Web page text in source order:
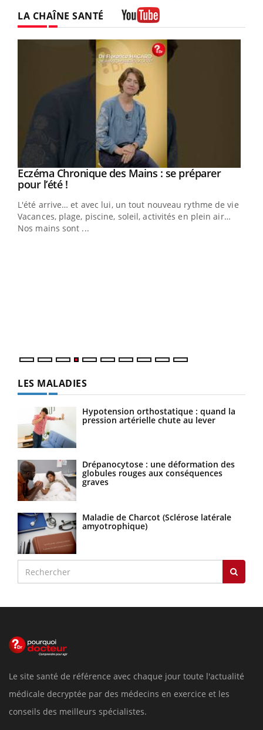
LA CHAÎNE SANTÉ
Youtube
Eczéma Chronique des Mains : se préparer
pour l’été !Youtube
L'été arrive… et avec lui, un tout nouveau rythme de vie !
Vacances, plage, piscine, soleil, activités en plein air…
Nos mains sont ...
LES MALADIES
Hypotension orthostatique : quand la
pression artérielle chute au lever
Drépanocytose : une déformation des
globules rouges aux conséquences
graves
Maladie de Charcot (Sclérose latérale
amyotrophique)
Le site santé de référence avec chaque jour toute l'actualité
médicale decryptée par des médecins en exercice et les
conseils des meilleurs spécialistes.